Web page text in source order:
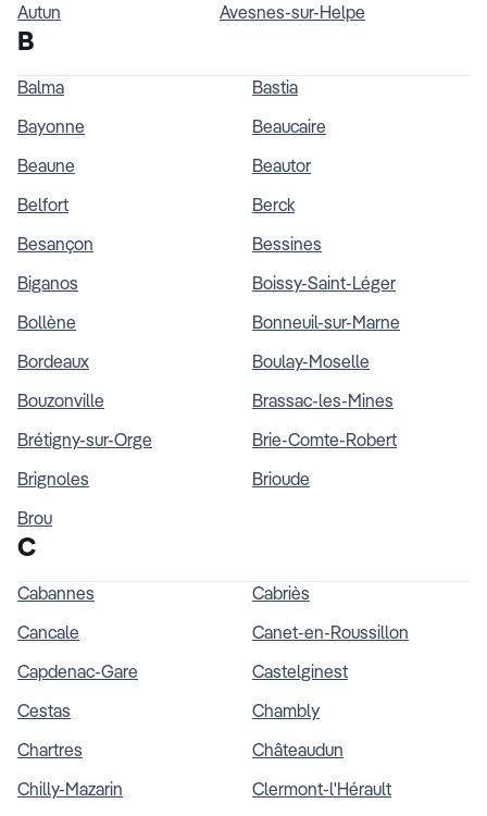
Autun
Avesnes-sur-Helpe
B
Balma
Bastia
Bayonne
Beaucaire
Beaune
Beautor
Belfort
Berck
Besançon
Bessines
Biganos
Boissy-Saint-Léger
Bollène
Bonneuil-sur-Marne
Bordeaux
Boulay-Moselle
Bouzonville
Brassac-les-Mines
Brétigny-sur-Orge
Brie-Comte-Robert
Brignoles
Brioude
Brou
C
Cabannes
Cabriès
Cancale
Canet-en-Roussillon
Capdenac-Gare
Castelginest
Cestas
Chambly
Chartres
Châteaudun
Chilly-Mazarin
Clermont-l'Hérault